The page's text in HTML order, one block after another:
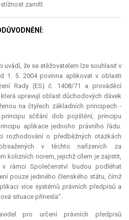
zamítl.
uvádí, že se stěžovatelem lze souhlasit v
1. 5. 2004 povinna aplikovat v oblasti
Rady (ES) č. 1408/71 a prováděcí
která upravují oblast důchodových dávek
na čtyřech základních principech -
sčítání dob pojištění, principu
aplikace jednoho právního řádu.
rozhodování o předběžných otázkách
v těchto nařízeních za
kolizních norem, jejichž cílem je zajistit,
rámci Společenství budou podléhat
pouze jediného členského státu, čímž
více systémů právních předpisů a
situace přinesla“.
pro určení právních předpisů